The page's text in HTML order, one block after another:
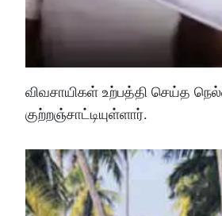
விவசாயிகள் உற்பத்தி செய்த
குற்றஞ்சாட்டியுள்ளார்.